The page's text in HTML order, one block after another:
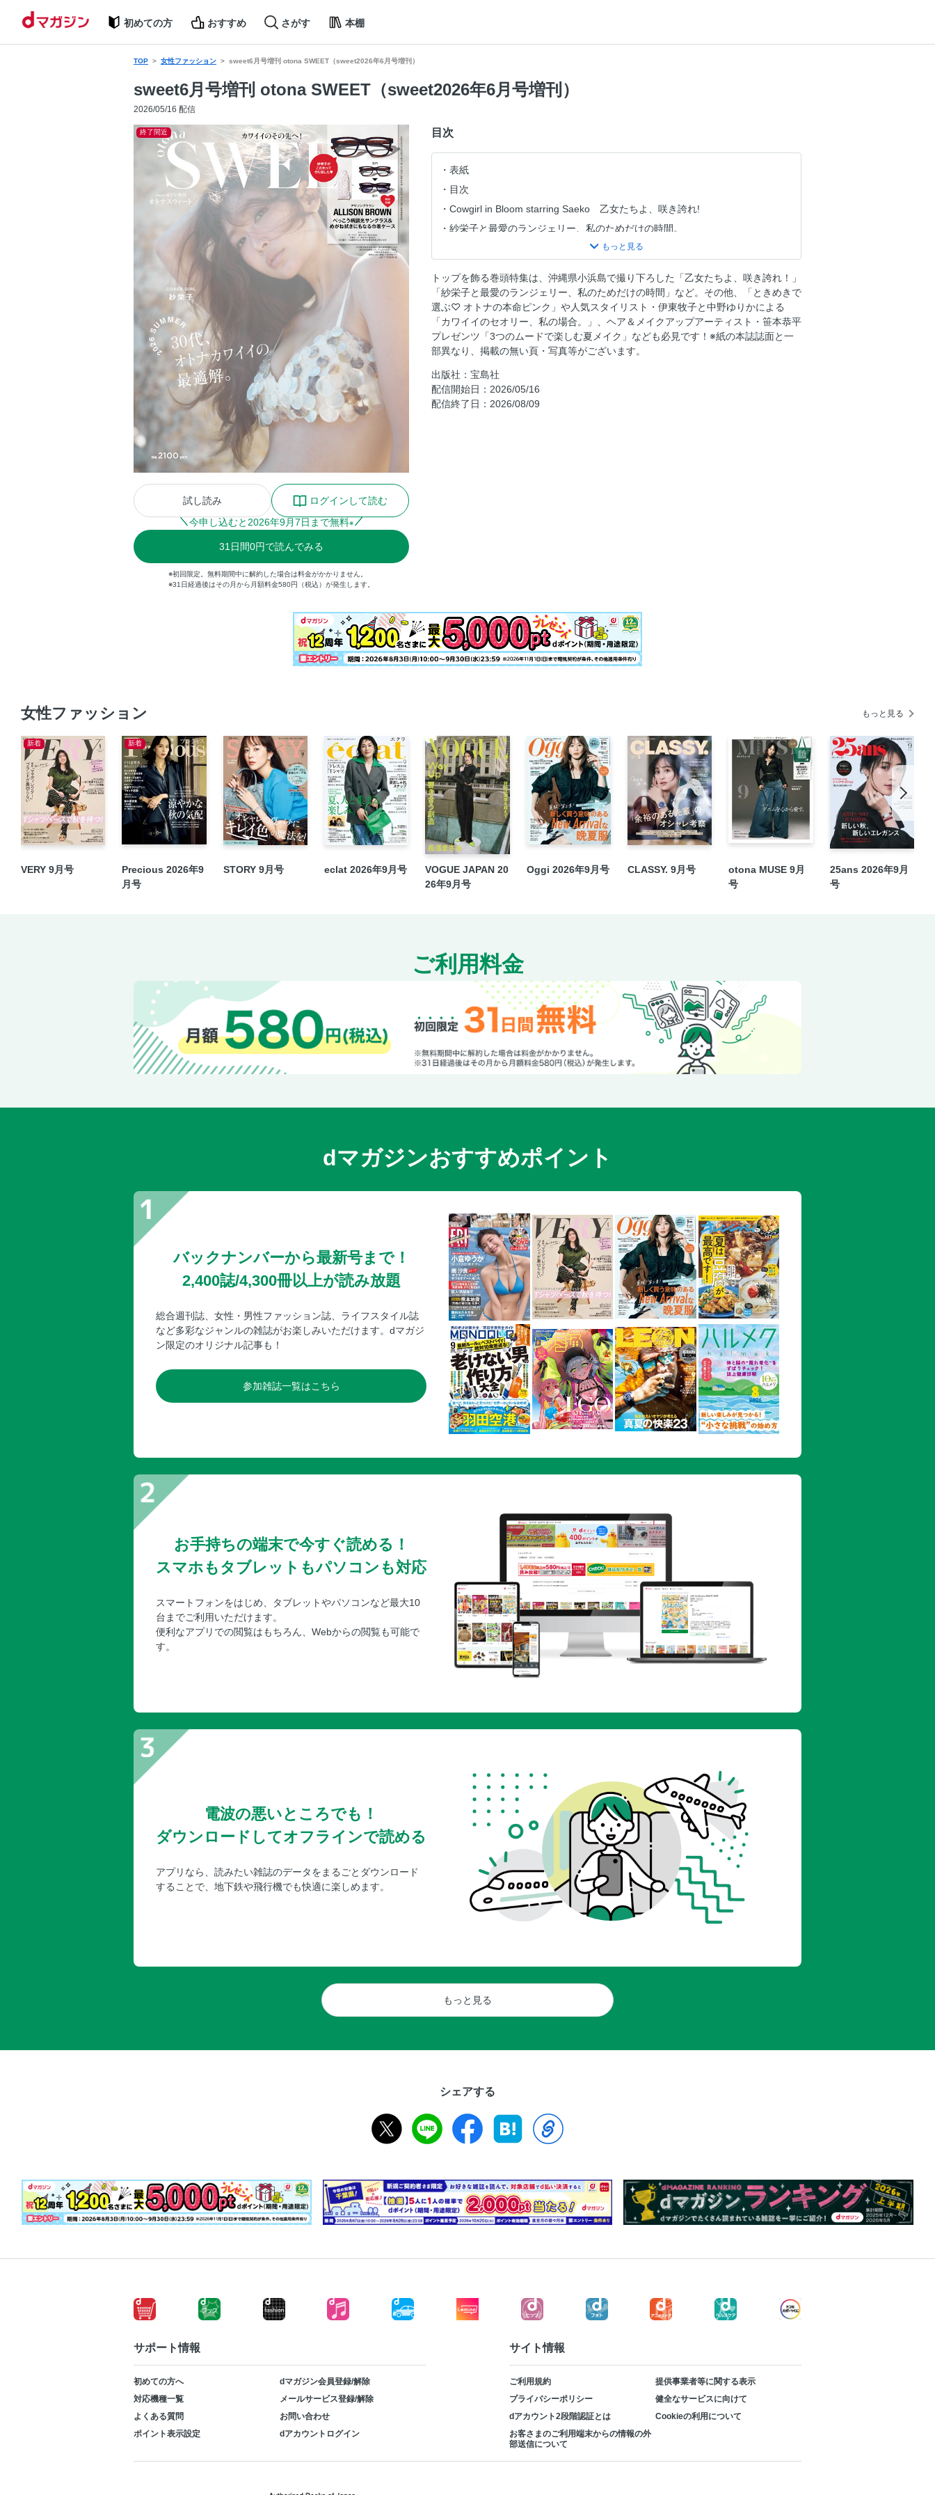
初めての方 おすすめ さがす 本棚
TOP 女性ファッション sweet6月号増刊 otona SWEET（sweet2026年6月号増刊）
sweet6月号増刊 otona SWEET（sweet2026年6月号増刊）
2026/05/16 配信
終了間近
試し読み
ログインして読む
今申し込むと 2026年9月7日まで無料※
31 日間0円で読んでみる
※初回限定。無料期間中に解約した場合は料金がかかりません。
※31日経過後はその月から月額料金580円（税込）が発生します。
目次
表紙
目次
Cowgirl in Bloom starring Saeko 乙女たちよ、咲き誇れ!
紗栄子と最愛のランジェリー、私のためだけの時間。
アリソンブラウンと過ごす、ロマンティックなソウル時間
ときめきで選ぶ オトナの本命ピンク
カワイイのセオリー、私の場合。伊東牧子side
カワイイのセオリー、私の場合。中野ゆりかside
笹本恭平さんが提案 3つのムードで楽しむ夏メイク
今回もかなり仕上げてきたよ～ 紗栄子の美容メソッド全部見せ！
トップを飾る巻頭特集は、沖縄県小浜島で撮り下ろした「乙女たちよ、咲き誇れ！」
「紗栄子と最愛のランジェリー、私のためだけの時間」など。その他、「ときめきで
選ぶ♡ オトナの本命ピンク」や人気スタイリスト・伊東牧子と中野ゆりかによる
「カワイイのセオリー、私の場合。」、ヘア＆メイクアップアーティスト・笹本恭平
プレゼンツ「3つのムードで楽しむ夏メイク」なども必見です！※紙の本誌誌面と一
部異なり、掲載の無い頁・写真等がございます。
出版社：宝島社
配信開始日：2026/05/16
配信終了日：2026/08/09
女性ファッション もっと見る
新着
VERY 9月号
新着
Precious 2026年9
月号
STORY 9月号 eclat 2026年9月号
VOGUE JAPAN 20
26年9月号
Oggi 2026年9月号 CLASSY. 9月号
otona MUSE 9月
号
25ans 2026年9月
号
ご利用料金
dマガジンおすすめポイント
バックナンバーから最新号まで！
2,400誌/4,300冊以上が読み放題
総合週刊誌、女性・男性ファッション誌、ライフスタイル誌
など多彩なジャンルの雑誌がお楽しみいただけます。dマガジ
ン限定のオリジナル記事も！
参加雑誌一覧はこちら
お手持ちの端末で今すぐ読める！
スマホもタブレットもパソコンも対応
スマートフォンをはじめ、タブレットやパソコンなど最大10
台までご利用いただけます。
便利なアプリでの閲覧はもちろん、Webからの閲覧も可能で
す。
電波の悪いところでも！
ダウンロードしてオフラインで読める
アプリなら、読みたい雑誌のデータをまるごとダウンロード
することで、地下鉄や飛行機でも快適に楽しめます。
もっと見る
シェアする
サポート情報
初めての方へ
dマガジン会員登録/解除
対応機種一覧
メールサービス登録/解除
よくある質問
お問い合わせ
ポイント表示設定
dアカウントログイン
サイト情報
ご利用規約
提供事業者等に関する表示
プライバシーポリシー
健全なサービスに向けて
dアカウント2段階認証とは
Cookieの利用について
お客さまのご利用端末からの情報の外
部送信について